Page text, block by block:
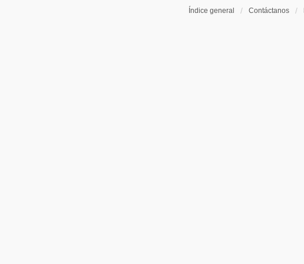
Índice general Contáctanos